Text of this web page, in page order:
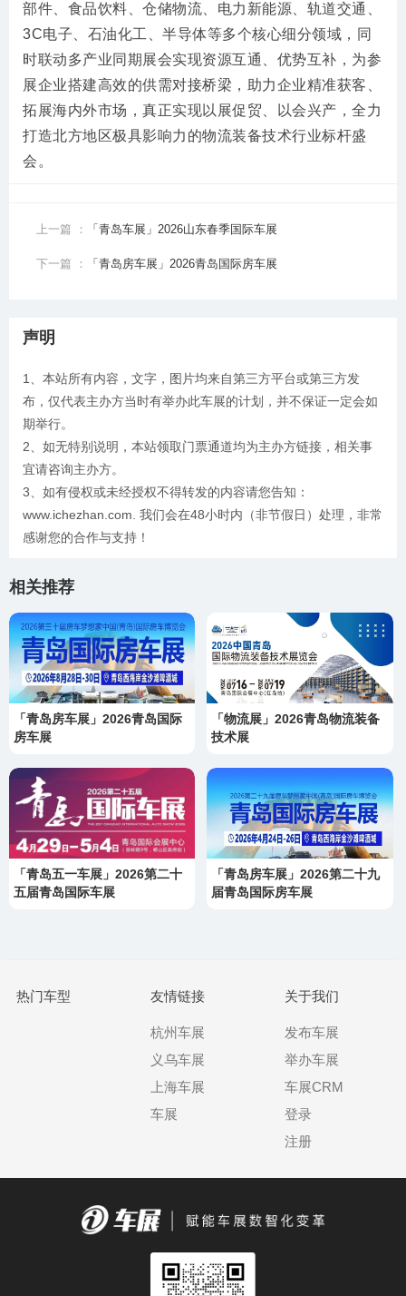
部件、食品饮料、仓储物流、电力新能源、轨道交通、
3C电子、石油化工、半导体等多个核心细分领域，同
时联动多产业同期展会实现资源互通、优势互补，为参
展企业搭建高效的供需对接桥梁，助力企业精准获客、
拓展海内外市场，真正实现以展促贸、以会兴产，全力
打造北方地区极具影响力的物流装备技术行业标杆盛
会。
上一篇 ： 「青岛车展」2026山东春季国际车展
下一篇 ： 「青岛房车展」2026青岛国际房车展
声明
1、本站所有内容，文字，图片均来自第三方平台或第三方发
布，仅代表主办方当时有举办此车展的计划，并不保证一定会如
期举行。
2、如无特别说明，本站领取门票通道均为主办方链接，相关事
宜请咨询主办方。
3、如有侵权或未经授权不得转发的内容请您告知：
www.ichezhan.com. 我们会在48小时内（非节假日）处理，非常
感谢您的合作与支持！
相关推荐
「青岛房车展」2026青岛国际
房车展
「物流展」2026青岛物流装备
技术展
「青岛五一车展」2026第二十
五届青岛国际车展
「青岛房车展」2026第二十九
届青岛国际房车展
热门车型 友情链接
杭州车展
义乌车展
上海车展
车展
关于我们
发布车展
举办车展
车展CRM
登录
注册